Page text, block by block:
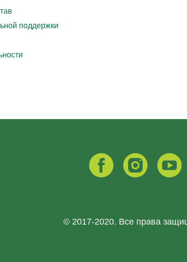
поддержки
© 2017-2020. Все права